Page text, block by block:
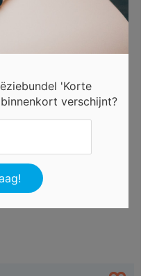
'Korte
verschijnt?